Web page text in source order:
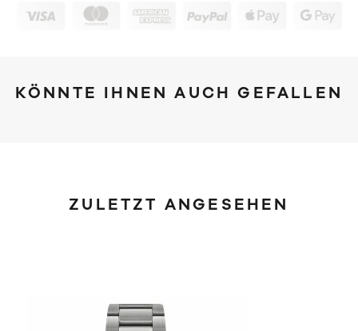
KÖNNTE IHNEN AUCH GEFALLEN
ZULETZT ANGESEHEN